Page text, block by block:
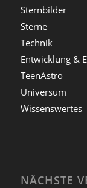
Sternbilder
Sterne
Technik
Entwicklung &
TeenAstro
Universum
Wissenswertes
NÄCHSTE